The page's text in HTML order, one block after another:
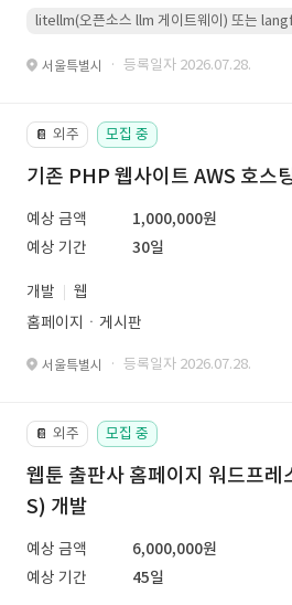
litellm(오픈소스 llm 게이트웨이) 또는
서울특별시 · 등록일자 2026.07.28.
📔 외주 모집 중
기존 PHP 웹사이트 AWS 호스
예상 금액
1,000,000원
예상 기간
30일
개발
웹
홈페이지ㆍ게시판
서울특별시 · 등록일자 2026.07.28.
📔 외주 모집 중
웹툰 출판사 홈페이지 워드프레
S) 개발
예상 금액
6,000,000원
예상 기간
45일